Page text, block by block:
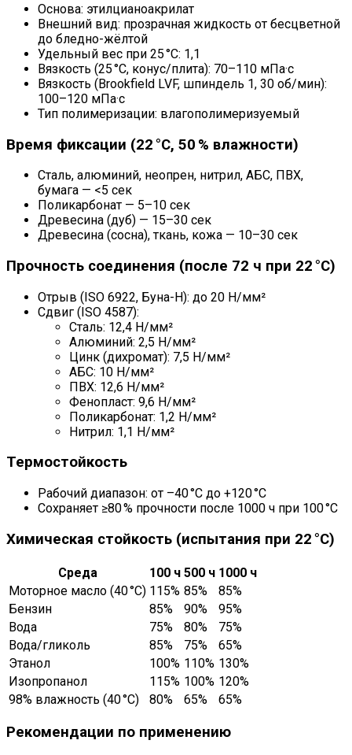
Основа: этилцианоакрилат
Внешний вид: прозрачная жидкость от бесцветной
до бледно-жёлтой
Удельный вес при 25 °C: 1,1
Вязкость (25 °C, конус/плита): 70–110 мПа·с
Вязкость (Brookfield LVF, шпиндель 1, 30 об/мин):
100–120 мПа·с
Тип полимеризации: влагополимеризуемый
Время фиксации (22 °C, 50 % влажности)
Сталь, алюминий, неопрен, нитрил, АБС, ПВХ,
бумага — <5 сек
Поликарбонат — 5–10 сек
Древесина (дуб) — 15–30 сек
Древесина (сосна), ткань, кожа — 10–30 сек
Прочность соединения (после 72 ч при 22 °C)
Отрыв (ISO 6922, Буна-Н): до 20 Н/мм²
Сдвиг (ISO 4587):
Сталь: 12,4 Н/мм²
Алюминий: 2,5 Н/мм²
Цинк (дихромат): 7,5 Н/мм²
АБС: 10 Н/мм²
ПВХ: 12,6 Н/мм²
Фенопласт: 9,6 Н/мм²
Поликарбонат: 1,2 Н/мм²
Нитрил: 1,1 Н/мм²
Термостойкость
Рабочий диапазон: от –40 °C до +120 °C
Сохраняет ≥80 % прочности после 1000 ч при 100 °C
Химическая стойкость (испытания при 22 °C)
Среда 100 ч 500 ч 1000 ч
Моторное масло (40 °C) 115% 85%
85%
Бензин
85% 90%
95%
Вода
75% 80%
75%
Вода/гликоль
85% 75%
65%
Этанол
100% 110% 130%
Изопропанол
115% 100% 120%
98% влажность (40 °C)
80% 65% 65%
Рекомендации по применению